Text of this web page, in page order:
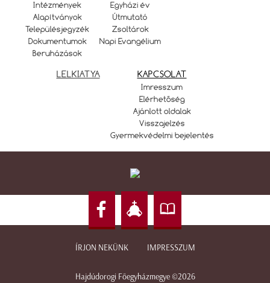
Intézmények
Alapítványok
Településjegyzék
Dokumentumok
Beruházások
Egyházi év
Útmutató
Zsoltárok
Napi Evangélium
LELKIATYA KAPCSOLAT
Imresszum
Elérhetőség
Ajánlott oldalak
Visszajelzés
Gyermekvédelmi bejelentés
ÍRJON NEKÜNK IMPRESSZUM
Hajdúdorogi Főegyházmegye ©2026